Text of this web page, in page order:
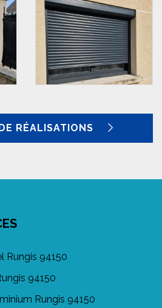
RÉALISATIONS
Rungis 94150
94150
Rungis 94150